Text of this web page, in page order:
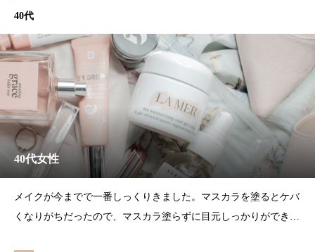
資料を参考にして、自分磨きを頑張りたいと思います！
40代
40代女性
メイクが今までで一番しっくりきました。マスカラを塗るとケバ
くなりがちだったので、マスカラ塗らずに目元しっかりができて